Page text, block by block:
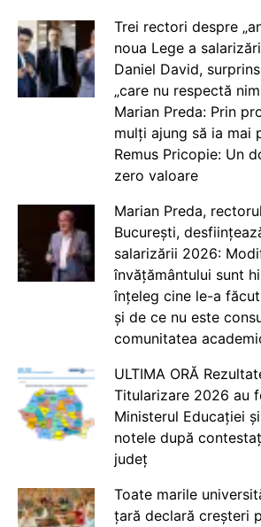
Trei rectori despre
noua Lege a
Daniel David,
„care nu respectă
Marian Preda: Prin
mulți ajung să ia mai
Remus Pricopie: Un
zero valoare
Marian Preda,
București,
salarizării 2026:
învățământului sunt
înțeleg cine le-a
și de ce nu este
comunitatea
ULTIMA ORĂ
Titularizare 2026 au
Ministerul Educației
notele după
județ
Toate marile
țară declară creșteri